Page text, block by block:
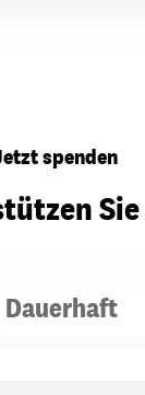
spenden
Dauerhaft